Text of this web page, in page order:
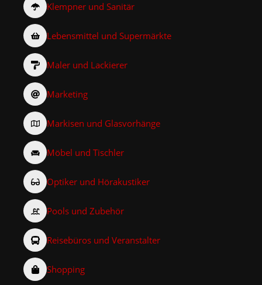
Klempner und Sanitär
Lebensmittel und Supermärkte
Maler und Lackierer
Marketing
Markisen und Glasvorhänge
Möbel und Tischler
Optiker und Hörakustiker
Pools und Zubehör
Reisebüros und Veranstalter
Shopping